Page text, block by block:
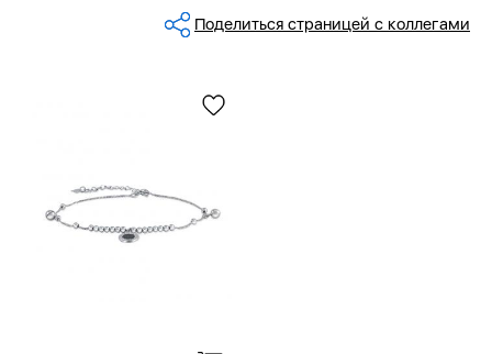
Поделиться страницей с коллегами